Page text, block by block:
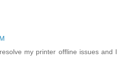
my printer offline issues and I